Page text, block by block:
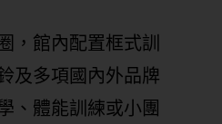
，館內配置框式訓
及多項國內外品牌
、體能訓練或小團